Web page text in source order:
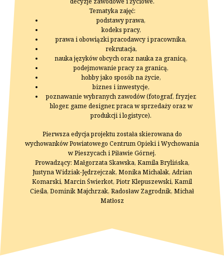
Tematyka zajęć:
podstawy prawa,
kodeks pracy,
prawa i obowiązki pracodawcy i pracownika,
rekrutacja,
nauka języków obcych oraz nauka za granicą,
podejmowanie pracy za granicą,
hobby jako sposób na życie,
biznes i inwestycje,
poznawanie wybranych zawodów (fotograf, fryzjer,
bloger, game designer, praca w sprzedaży oraz w
produkcji i logistyce).
Pierwsza edycja projektu została skierowana do
wychowanków Powiatowego Centrum Opieki i Wychowania
w Pieszycach i Piławie Górnej.
Prowadzący: Małgorzata Skawska, Kamila Brylińska,
Justyna Widziak-Jędrzejczak, Monika Michalak, Adrian
Komarski, Marcin Świerkot, Piotr Klepuszewski, Kamil
Cieśla, Dominik Majchrzak, Radosław Zagrodnik, Michał
Matłosz